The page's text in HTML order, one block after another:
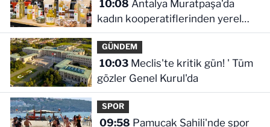
10:08
kadın kooperatiflerinden yerel
ekonomiye katkı
GÜNDEM
10:03Meclis'te kritik gün! ' Tüm
gözler Genel Kurul'da
SPOR
09:58